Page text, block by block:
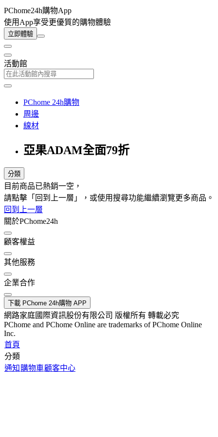
PChome24h購物App
使用App享受更優質的購物體驗
立即體驗
活動館
PChome 24h購物
周邊
線材
亞果ADAM全面79折
分類
目前商品已熱銷一空，
請點擊「回到上一層」，或使用搜尋功能繼續瀏覽更多商品。
回到上一層
關於PChome24h
顧客權益
其他服務
企業合作
下載 PChome 24h購物 APP
網路家庭國際資訊股份有限公司 版權所有 轉載必究
PChome and PChome Online are trademarks of PChome Online
Inc.
首頁
分類
通知 購物車顧客中心